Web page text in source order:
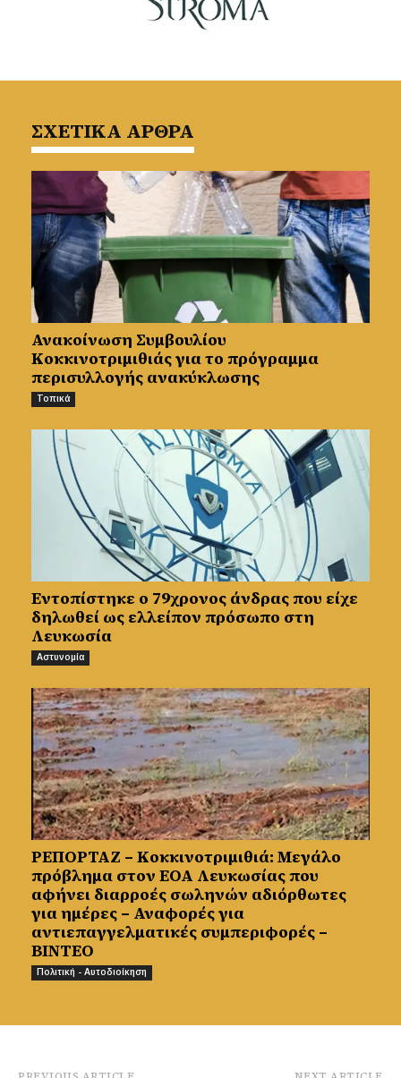
ΣΧΕΤΙΚΑ ΑΡΘΡΑ
Ανακοίνωση Συμβουλίου
Κοκκινοτριμιθιάς για το πρόγραμμα
περισυλλογής ανακύκλωσης
Τοπικά
Εντοπίστηκε ο 79χρονος άνδρας που είχε
δηλωθεί ως ελλείπον πρόσωπο στη
Λευκωσία
Αστυνομία
ΡΕΠΟΡΤΑΖ – Κοκκινοτριμιθιά: Μεγάλο
πρόβλημα στον ΕΟΑ Λευκωσίας που
αφήνει διαρροές σωληνών αδιόρθωτες
για ημέρες – Αναφορές για
αντιεπαγγελματικές συμπεριφορές –
ΒΙΝΤΕΟ
Πολιτική - Αυτοδιοίκηση